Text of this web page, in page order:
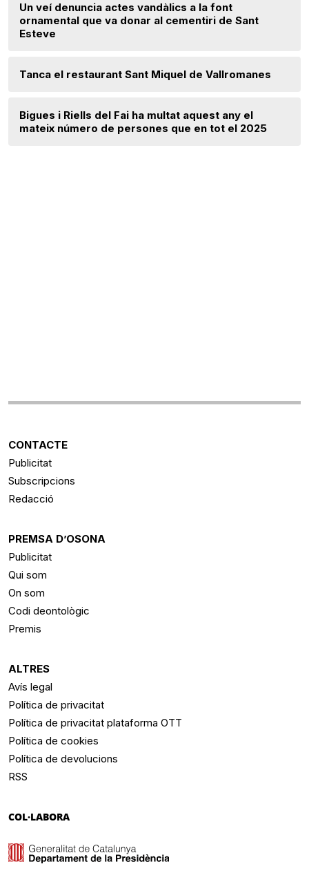
Un veí denuncia actes vandàlics a la font
ornamental que va donar al cementiri de Sant
Esteve
Tanca el restaurant Sant Miquel de Vallromanes
Bigues i Riells del Fai ha multat aquest any el
mateix número de persones que en tot el 2025
CONTACTE
Publicitat
Subscripcions
Redacció
PREMSA D’OSONA
Publicitat
Qui som
On som
Codi deontològic
Premis
ALTRES
Avís legal
Política de privacitat
Política de privacitat plataforma OTT
Política de cookies
Política de devolucions
RSS
COL·LABORA